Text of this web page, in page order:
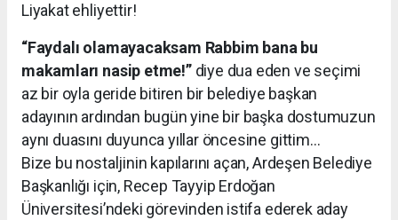
Liyakat ehliyettir!
“Faydalı olamayacaksam Rabbim bana bu
makamları nasip etme!”diye dua eden ve seçimi
az bir oyla geride bitiren bir belediye başkan
adayının ardından bugün yine bir başka dostumuzun
aynı duasını duyunca yıllar öncesine gittim…
Bize bu nostaljinin kapılarını açan, Ardeşen Belediye
Başkanlığı için, Recep Tayyip Erdoğan
Üniversitesi’ndeki görevinden istifa ederek aday